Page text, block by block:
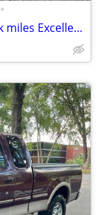
•
2010 Volkswagen Passat CC Luxury 132k miles Excellent condition